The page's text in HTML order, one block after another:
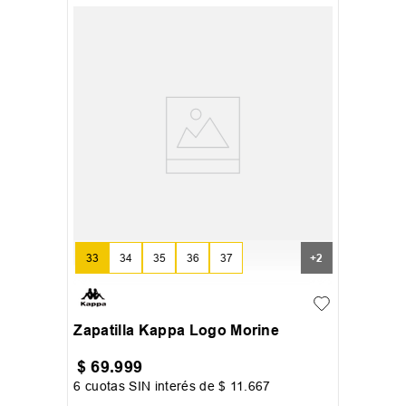
33 34 35 36 37 +2
Zapatilla Kappa Logo Morine
$ 69.999
6 cuotas SIN interés de$ 11.667